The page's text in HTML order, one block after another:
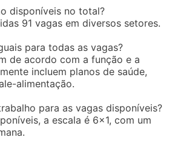
disponíveis no total?
91 vagas em diversos setores.
para todas as vagas?
de acordo com a função e a
incluem planos de saúde,
alimentação.
para as vagas disponíveis?
a escala é 6×1, com um